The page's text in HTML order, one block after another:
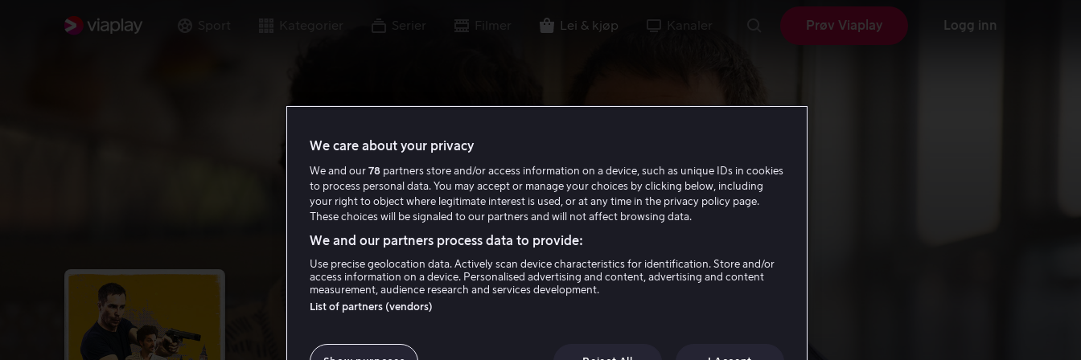
Kategorier Serier Filmer Lei & kjøp Kanaler Prøv Viaplay Logg inn
We care about your privacy
We and our 78 partners store and/or access information on a device, such as unique IDs in cookies
to process personal data. You may accept or manage your choices by clicking below, including
your right to object where legitimate interest is used, or at any time in the privacy policy page.
These choices will be signaled to our partners and will not affect browsing data.
We and our partners process data to provide:
Use precise geolocation data. Actively scan device characteristics for identification. Store and/or
access information on a device. Personalised advertising and content, advertising and content
measurement, audience research and services development.
List of partners (vendors)